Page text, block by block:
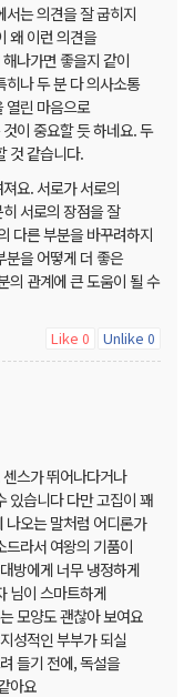
는 의견을 잘 굽히지
왜 이런 의견을
나가면 좋을지 같이
히나 두 분 다 의사소통
열린 마음으로
이 중요할 듯 하네요. 두
것 같습니다.
요. 서로가 서로의
서로의 장점을 잘
다른 부분을 바꾸려하지
분을 어떻게 더 좋은
의 관계에 큰 도움이 될 수
Like 0 Unlike 0
스가 뛰어나다거나
있습니다 다만 고집이 꽤
나오는 말처럼 어디론가
드라서 여왕의 기품이
방에게 너무 냉정하게
님이 스마트하게
모양도 괜찮아 보여요
성적인 부부가 되실
들기 전에, 독설을
아요